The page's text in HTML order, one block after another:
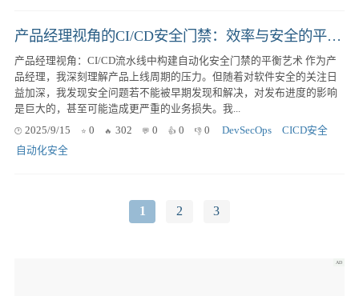
产品经理视角的CI/CD安全门禁：效率与安全的平衡术
产品经理视角：CI/CD流水线中构建自动化安全门禁的平衡艺术 作为产
品经理，我深刻理解产品上线周期的压力。但随着对软件安全的关注日
益加深，我发现安全问题若不能被早期发现和解决，对发布进度的影响
是巨大的，甚至可能造成更严重的业务损失。我...
2025/9/15
0 302 0 0 0 DevSecOps
CICD安全
自动化安全
1 2 3